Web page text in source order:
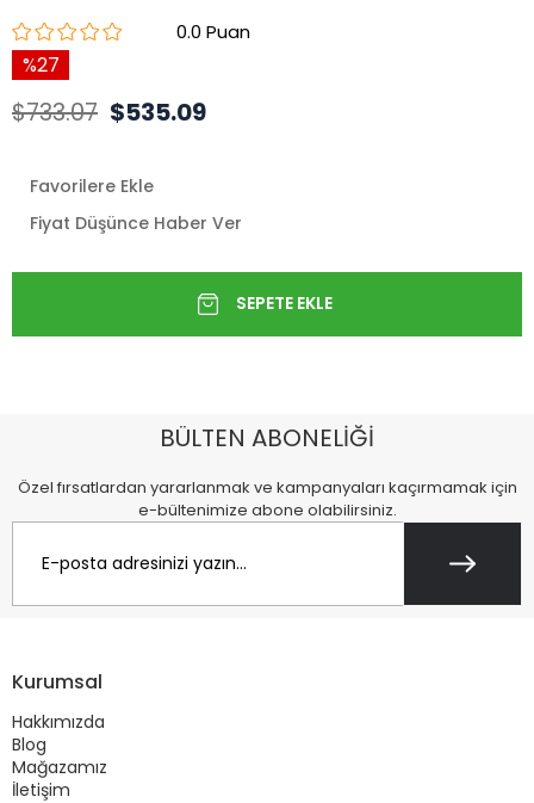
0.0
27
$733.07 $535.09
Favorilere Ekle
Fiyat Düşünce Haber Ver
BÜLTEN ABONELİĞİ
Özel fırsatlardan yararlanmak ve kampanyaları kaçırmamak için
e-bültenimize abone olabilirsiniz.
Kurumsal
Hakkımızda
Blog
Mağazamız
İletişim